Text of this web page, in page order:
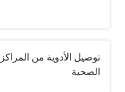
توصيل الأدوية من المراكز
الصحية